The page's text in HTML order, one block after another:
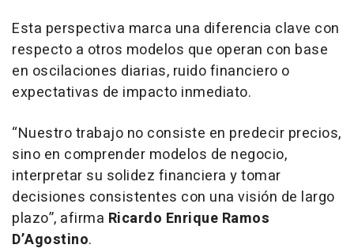
Esta perspectiva marca una diferencia clave con
respecto a otros modelos que operan con base
en oscilaciones diarias, ruido financiero o
expectativas de impacto inmediato.
“Nuestro trabajo no consiste en predecir precios,
sino en comprender modelos de negocio,
interpretar su solidez financiera y tomar
decisiones consistentes con una visión de largo
plazo”, afirma Ricardo Enrique Ramos
D’Agostino.